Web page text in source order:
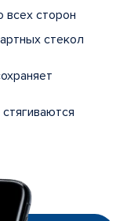
всех сторон
стекол